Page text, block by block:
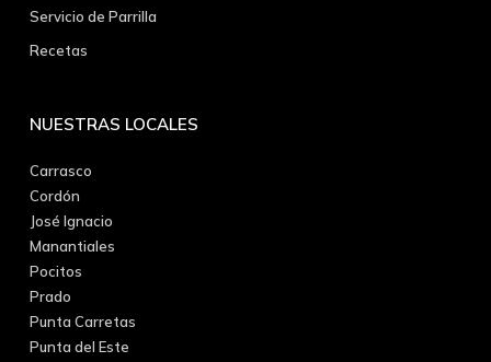
Servicio de Parrilla
Recetas
NUESTRAS LOCALES
Carrasco
Cordón
José Ignacio
Manantiales
Pocitos
Prado
Punta Carretas
Punta del Este